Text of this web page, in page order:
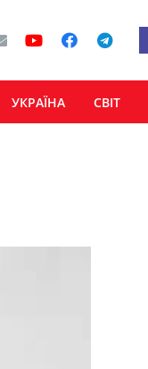
УКРАЇНА СВІТ